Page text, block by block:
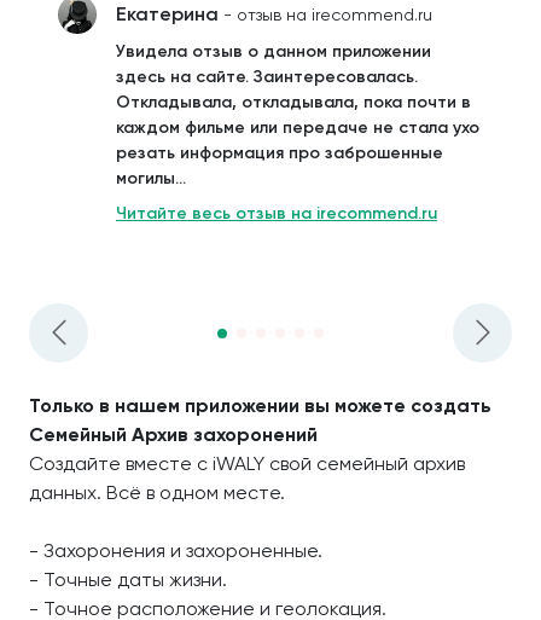
Екатерина - отзыв на irecommend.ru
Увидела отзыв о данном приложении
здесь на сайте. Заинтересовалась.
Откладывала, откладывала, пока почти в
каждом фильме или передаче не стала ухо
резать информация про заброшенные
могилы...
Читайте весь отзыв на irecommend.ru
Только в нашем приложении вы можете создать
Семейный Архив захоронений
Создайте вместе с iWALY свой семейный архив
данных. Всё в одном месте.
- Захоронения и захороненные.
- Точные даты жизни.
- Точное расположение и геолокация.